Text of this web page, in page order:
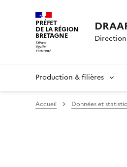
PRÉFET
DE LA RÉGION
BRETAGNE
Production & filières
Accueil Données et